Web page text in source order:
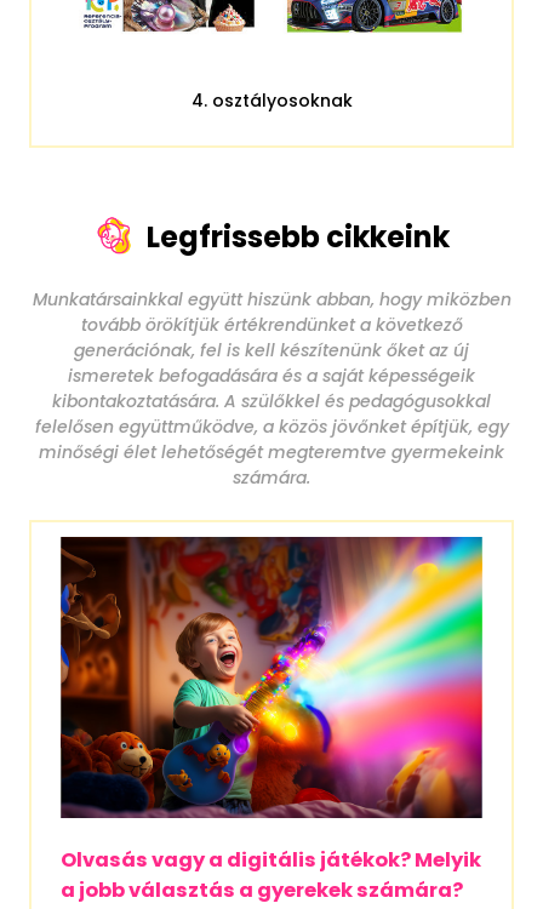
4. osztályosoknak
Legfrissebb cikkeink
Munkatársainkkal együtt hiszünk abban, hogy miközben
tovább örökítjük értékrendünket a következő
generációnak, fel is kell készítenünk őket az új
ismeretek befogadására és a saját képességeik
kibontakoztatására. A szülőkkel és pedagógusokkal
felelősen együttműködve, a közös jövőnket építjük, egy
minőségi élet lehetőségét megteremtve gyermekeink
számára.
Olvasás vagy a digitális játékok? Melyik
a jobb választás a gyerekek számára?